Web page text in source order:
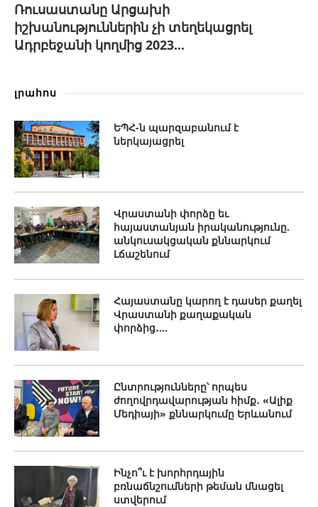
Ռուսաստանը Արցախի
իշխանություններին չի տեղեկացրել
Ադրբեջանի կողմից 2023...
լրահոս
ԵՊՀ-ն պարզաբանում է
ներկայացրել
Վրաստանի փորձը եւ
հայաստանյան իրականությունը.
անկուսակցական քննարկում
Լճաշենում
Հայաստանը կարող է դասեր քաղել
Վրաստանի քաղաքական
փորձից․...
Ընտրությունները՝ որպես
ժողովրդավարության հիմք․ «Ալիք
Մեդիայի» քննարկումը Երևանում
Ինչո՞ւ է խորհրդային
բռնաճնշումների թեման մնացել
ստվերում